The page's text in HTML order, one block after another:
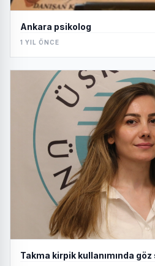
Ankara psikolog
1 YIL ÖNCE
Takma kirpik kullanımında göz